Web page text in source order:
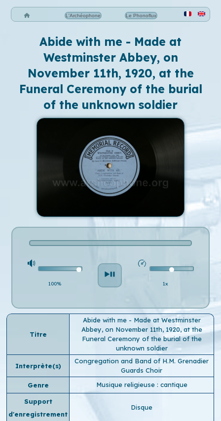
L'Archéophone Le Phonoflux
Abide with me - Made at
Westminster Abbey, on
November 11th, 1920, at the
Funeral Ceremony of the burial
of the unknown soldier
100% 1x
Titre
Abide with me - Made at Westminster
Abbey, on November 11th, 1920, at the
Funeral Ceremony of the burial of the
unknown soldier
Interprète(s)
Congregation and Band of H.M. Grenadier
Guards Choir
Genre
Musique religieuse : cantique
Support
d'enregistrement
Disque